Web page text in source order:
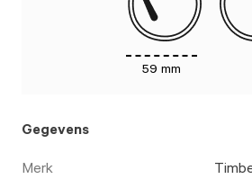
59 mm
Gegevens
Merk